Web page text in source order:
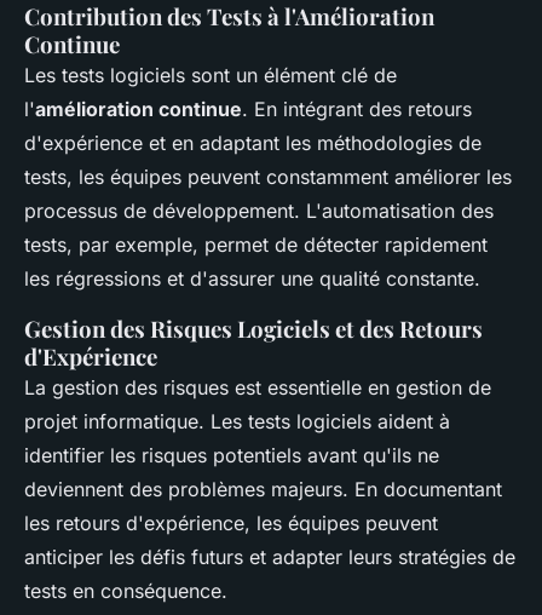
Contribution des Tests à l'Amélioration
Continue
Les tests logiciels sont un élément clé de
l'amélioration continue. En intégrant des retours
d'expérience et en adaptant les méthodologies de
tests, les équipes peuvent constamment améliorer les
processus de développement. L'automatisation des
tests, par exemple, permet de détecter rapidement
les régressions et d'assurer une qualité constante.
Gestion des Risques Logiciels et des Retours
d'Expérience
La gestion des risques est essentielle en gestion de
projet informatique. Les tests logiciels aident à
identifier les risques potentiels avant qu'ils ne
deviennent des problèmes majeurs. En documentant
les retours d'expérience, les équipes peuvent
anticiper les défis futurs et adapter leurs stratégies de
tests en conséquence.